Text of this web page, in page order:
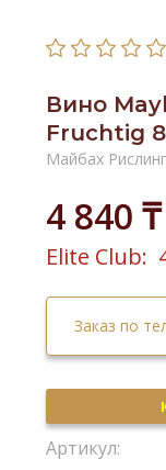
Вино
Fruchtig
Майбах
4 840 ₸
Elite Club:
Заказ по
Артикул: